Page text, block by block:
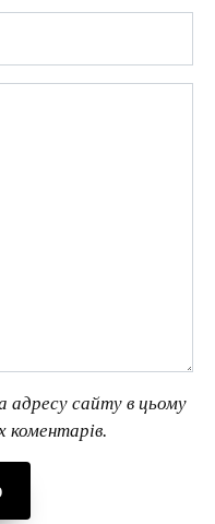
адресу сайту в цьому
коментарів.